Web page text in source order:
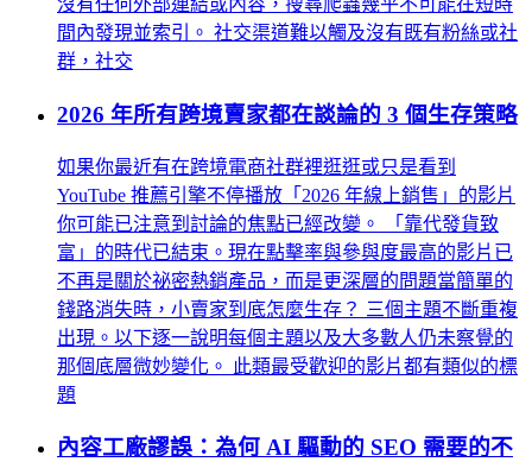
沒有任何外部連結或內容，搜尋爬蟲幾乎不可能在短時
間內發現並索引。 社交渠道難以觸及沒有既有粉絲或社
群，社交
2026 年所有跨境賣家都在談論的 3 個生存策略
如果你最近有在跨境電商社群裡逛逛或只是看到
YouTube 推薦引擎不停播放「2026 年線上銷售」的影片
你可能已注意到討論的焦點已經改變。 「靠代發貨致
富」的時代已結束。現在點擊率與參與度最高的影片已
不再是關於祕密熱銷產品，而是更深層的問題當簡單的
錢路消失時，小賣家到底怎麼生存？ 三個主題不斷重複
出現。以下逐一說明每個主題以及大多數人仍未察覺的
那個底層微妙變化。 此類最受歡迎的影片都有類似的標
題
內容工廠謬誤：為何 AI 驅動的 SEO 需要的不